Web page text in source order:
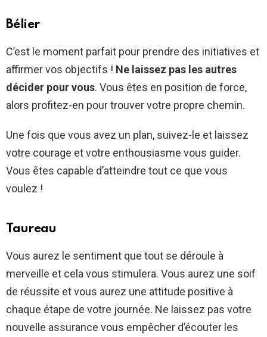
Bélier
C’est le moment parfait pour prendre des initiatives et
affirmer vos objectifs ! Ne laissez pas les autres
décider pour vous. Vous êtes en position de force,
alors profitez-en pour trouver votre propre chemin.
Une fois que vous avez un plan, suivez-le et laissez
votre courage et votre enthousiasme vous guider.
Vous êtes capable d’atteindre tout ce que vous
voulez !
Taureau
Vous aurez le sentiment que tout se déroule à
merveille et cela vous stimulera. Vous aurez une soif
de réussite et vous aurez une attitude positive à
chaque étape de votre journée. Ne laissez pas votre
nouvelle assurance vous empêcher d’écouter les